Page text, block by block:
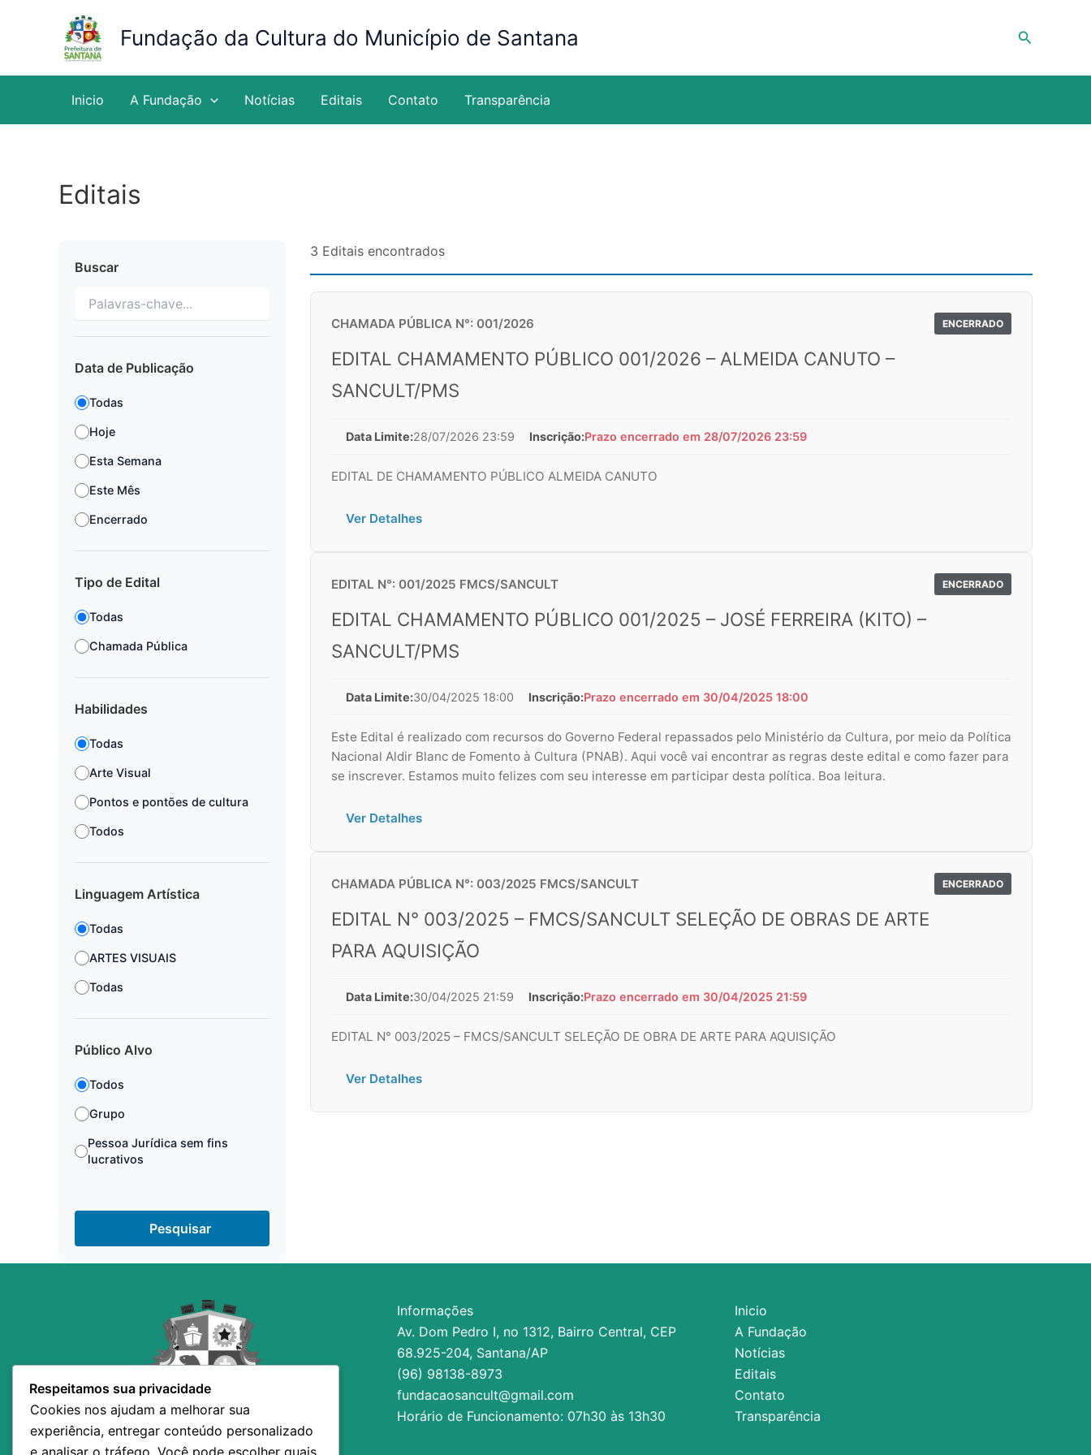
conteúdo
Fundação da Cultura do Município de Santana Pesquisar
Inicio A Fundação Notícias Editais Contato Transparência
Editais
Buscar
Data de Publicação
Todas
Hoje
Esta Semana
Este Mês
Encerrado
Tipo de Edital
Todas
Chamada Pública
Habilidades
Todas
Arte Visual
Pontos e pontões de cultura
Todos
Linguagem Artística
Todas
ARTES VISUAIS
Todas
Público Alvo
Todos
Grupo
Pessoa Jurídica sem fins
lucrativos
Pesquisar
3 Editais encontrados
CHAMADA PÚBLICA N°: 001/2026 ENCERRADO
EDITAL CHAMAMENTO PÚBLICO 001/2026 – ALMEIDA CANUTO –
SANCULT/PMS
Data Limite:28/07/2026 23:59 Inscrição:Prazo encerrado em 28/07/2026 23:59
EDITAL DE CHAMAMENTO PÚBLICO ALMEIDA CANUTO
Ver Detalhes
EDITAL N°: 001/2025 FMCS/SANCULT ENCERRADO
EDITAL CHAMAMENTO PÚBLICO 001/2025 – JOSÉ FERREIRA (KITO) –
SANCULT/PMS
Data Limite:30/04/2025 18:00 Inscrição:Prazo encerrado em 30/04/2025 18:00
Este Edital é realizado com recursos do Governo Federal repassados pelo Ministério da Cultura, por meio da Política
Nacional Aldir Blanc de Fomento à Cultura (PNAB). Aqui você vai encontrar as regras deste edital e como fazer para
se inscrever. Estamos muito felizes com seu interesse em participar desta política. Boa leitura.
Ver Detalhes
CHAMADA PÚBLICA N°: 003/2025 FMCS/SANCULT ENCERRADO
EDITAL N° 003/2025 – FMCS/SANCULT SELEÇÃO DE OBRAS DE ARTE
PARA AQUISIÇÃO
Data Limite:30/04/2025 21:59 Inscrição:Prazo encerrado em 30/04/2025 21:59
EDITAL N° 003/2025 – FMCS/SANCULT SELEÇÃO DE OBRA DE ARTE PARA AQUISIÇÃO
Ver Detalhes
Informações
Av. Dom Pedro I, no 1312, Bairro Central, CEP
68.925-204, Santana/AP
(96) 98138-8973
fundacaosancult@gmail.com
Horário de Funcionamento: 07h30 às 13h30
Inicio
A Fundação
Notícias
Editais
Contato
Transparência
Respeitamos sua privacidade
Cookies nos ajudam a melhorar sua
experiência, entregar conteúdo personalizado